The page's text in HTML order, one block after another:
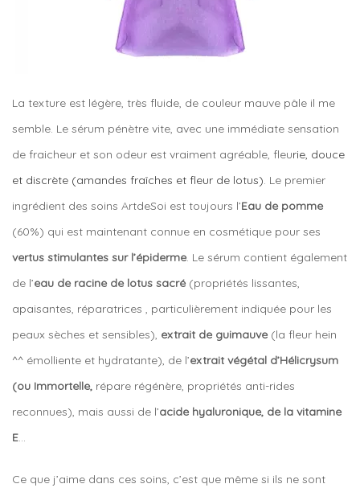
La texture est légère, très fluide, de couleur mauve pâle il me
semble. Le sérum pénètre vite, avec une immédiate sensation
de fraicheur et son odeur est vraiment agréable, fleurie, douce
et discrète (amandes fraîches et fleur de lotus). Le premier
ingrédient des soins ArtdeSoi est toujours l’Eau de pomme
(60%) qui est maintenant connue en cosmétique pour ses
vertus stimulantes sur l’épiderme. Le sérum contient également
de l’eau de racine de lotus sacré (propriétés lissantes,
apaisantes, réparatrices , particulièrement indiquée pour les
peaux sèches et sensibles), extrait de guimauve (la fleur hein
^^ émolliente et hydratante), de l’extrait végétal d’Hélicrysum
(ou Immortelle, répare régénère, propriétés anti-rides
reconnues), mais aussi de l’acide hyaluronique, de la vitamine
E…
Ce que j’aime dans ces soins, c’est que même si ils ne sont